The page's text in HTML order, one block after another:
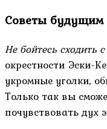
Советы будущим
Не бойтесь сходить
окрестности Эски-
укромные уголки,
Только так вы
почувствовать дух